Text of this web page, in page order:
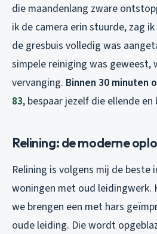
die maandenlang zware
ik de camera erin stuurde, zag
de gresbuis volledig was
simpele reiniging was geweest,
vervanging. Binnen 30 minuten
83, bespaar jezelf die ellende
Relining: de moderne
Relining is volgens mij de beste
woningen met oud leidingwerk.
we brengen een met hars
oude leiding. Die wordt